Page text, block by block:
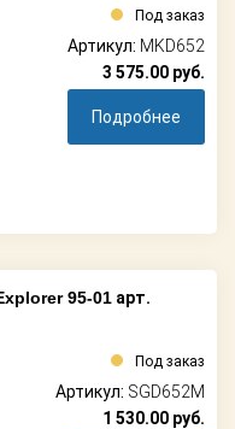
Под заказ
Артикул: MKD652
3 575.00 руб.
Подробнее
95-01 арт.
Под заказ
Артикул: SGD652M
1 530.00 руб.